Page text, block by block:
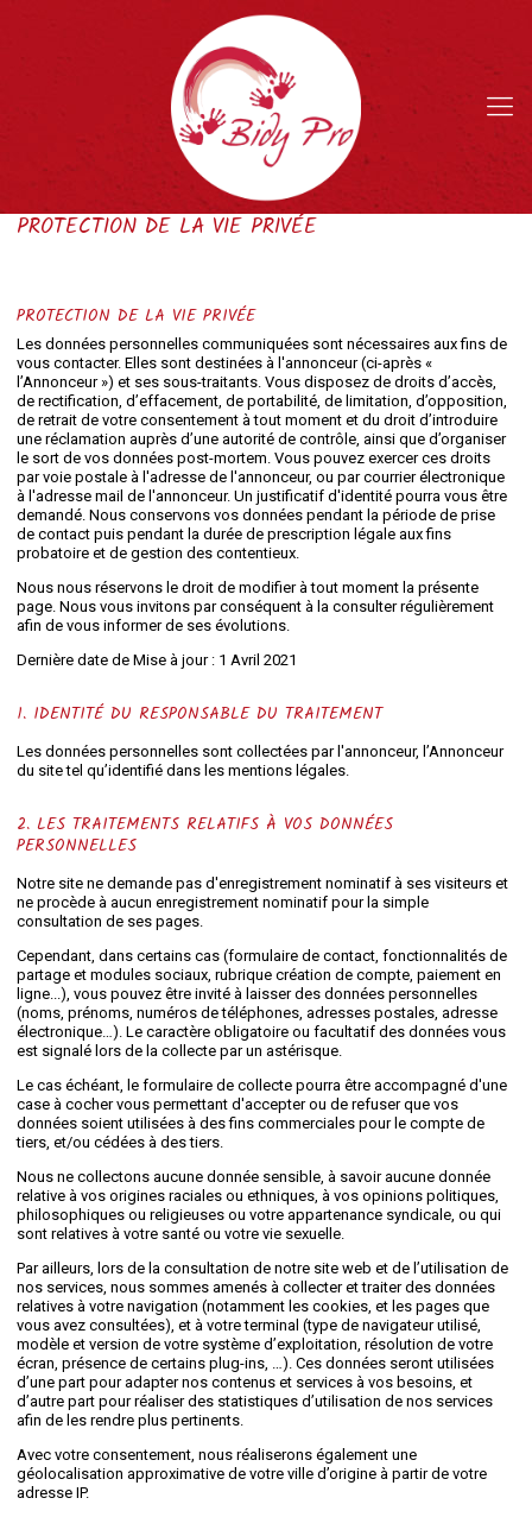
PROTECTION DE LA VIE PRIVÉE
PROTECTION DE LA VIE PRIVÉE
Les données personnelles communiquées sont nécessaires aux fins de
vous contacter. Elles sont destinées à l'annonceur (ci-après «
l’Annonceur ») et ses sous-traitants. Vous disposez de droits d’accès,
de rectification, d’effacement, de portabilité, de limitation, d’opposition,
de retrait de votre consentement à tout moment et du droit d’introduire
une réclamation auprès d’une autorité de contrôle, ainsi que d’organiser
le sort de vos données post-mortem. Vous pouvez exercer ces droits
par voie postale à l'adresse de l'annonceur, ou par courrier électronique
à l'adresse mail de l'annonceur. Un justificatif d'identité pourra vous être
demandé. Nous conservons vos données pendant la période de prise
de contact puis pendant la durée de prescription légale aux fins
probatoire et de gestion des contentieux.
Nous nous réservons le droit de modifier à tout moment la présente
page. Nous vous invitons par conséquent à la consulter régulièrement
afin de vous informer de ses évolutions.
Dernière date de Mise à jour : 1 Avril 2021
1. IDENTITÉ DU RESPONSABLE DU TRAITEMENT
Les données personnelles sont collectées par l'annonceur, l’Annonceur
du site tel qu’identifié dans les mentions légales.
2. LES TRAITEMENTS RELATIFS À VOS DONNÉES
PERSONNELLES
Notre site ne demande pas d'enregistrement nominatif à ses visiteurs et
ne procède à aucun enregistrement nominatif pour la simple
consultation de ses pages.
Cependant, dans certains cas (formulaire de contact, fonctionnalités de
partage et modules sociaux, rubrique création de compte, paiement en
ligne...), vous pouvez être invité à laisser des données personnelles
(noms, prénoms, numéros de téléphones, adresses postales, adresse
électronique…). Le caractère obligatoire ou facultatif des données vous
est signalé lors de la collecte par un astérisque.
Le cas échéant, le formulaire de collecte pourra être accompagné d'une
case à cocher vous permettant d'accepter ou de refuser que vos
données soient utilisées à des fins commerciales pour le compte de
tiers, et/ou cédées à des tiers.
Nous ne collectons aucune donnée sensible, à savoir aucune donnée
relative à vos origines raciales ou ethniques, à vos opinions politiques,
philosophiques ou religieuses ou votre appartenance syndicale, ou qui
sont relatives à votre santé ou votre vie sexuelle.
Par ailleurs, lors de la consultation de notre site web et de l’utilisation de
nos services, nous sommes amenés à collecter et traiter des données
relatives à votre navigation (notamment les cookies, et les pages que
vous avez consultées), et à votre terminal (type de navigateur utilisé,
modèle et version de votre système d’exploitation, résolution de votre
écran, présence de certains plug-ins, …). Ces données seront utilisées
d’une part pour adapter nos contenus et services à vos besoins, et
d’autre part pour réaliser des statistiques d’utilisation de nos services
afin de les rendre plus pertinents.
Avec votre consentement, nous réaliserons également une
géolocalisation approximative de votre ville d’origine à partir de votre
adresse IP.